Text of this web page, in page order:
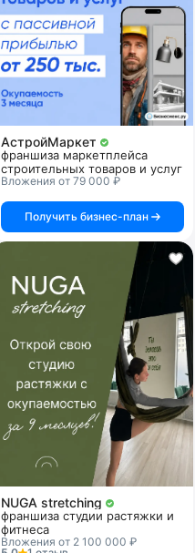
АстройМаркет
франшиза маркетплейса
строительных товаров и услуг
Вложения от 79 000 ₽
Получить бизнес-план
NUGA stretching
франшиза студии растяжки и
фитнеса
Вложения от 2 100 000 ₽